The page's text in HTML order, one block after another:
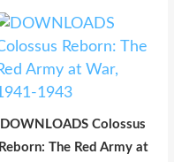
DOWNLOADS Colossus
Reborn: The Red Army at